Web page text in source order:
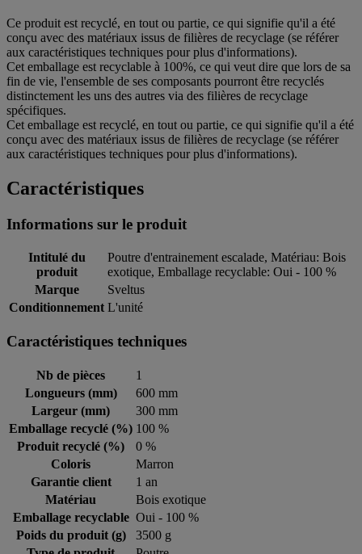
Ce produit est recyclé, en tout ou partie, ce qui signifie qu'il a été
conçu avec des matériaux issus de filières de recyclage (se référer
aux caractéristiques techniques pour plus d'informations).
Cet emballage est recyclable à 100%, ce qui veut dire que lors de sa
fin de vie, l'ensemble de ses composants pourront être recyclés
distinctement les uns des autres via des filières de recyclage
spécifiques.
Cet emballage est recyclé, en tout ou partie, ce qui signifie qu'il a été
conçu avec des matériaux issus de filières de recyclage (se référer
aux caractéristiques techniques pour plus d'informations).
Caractéristiques
Informations sur le produit
Intitulé du
produit
Poutre d'entrainement escalade, Matériau: Bois
exotique, Emballage recyclable: Oui - 100 %
Marque
Sveltus
Conditionnement L'unité
Caractéristiques techniques
Nb de pièces
1
Longueurs (mm)
600 mm
Largeur (mm)
300 mm
Emballage recyclé (%) 100 %
Produit recyclé (%)
0 %
Coloris
Marron
Garantie client
1 an
Matériau
Bois exotique
Emballage recyclable Oui - 100 %
Poids du produit (g)
3500 g